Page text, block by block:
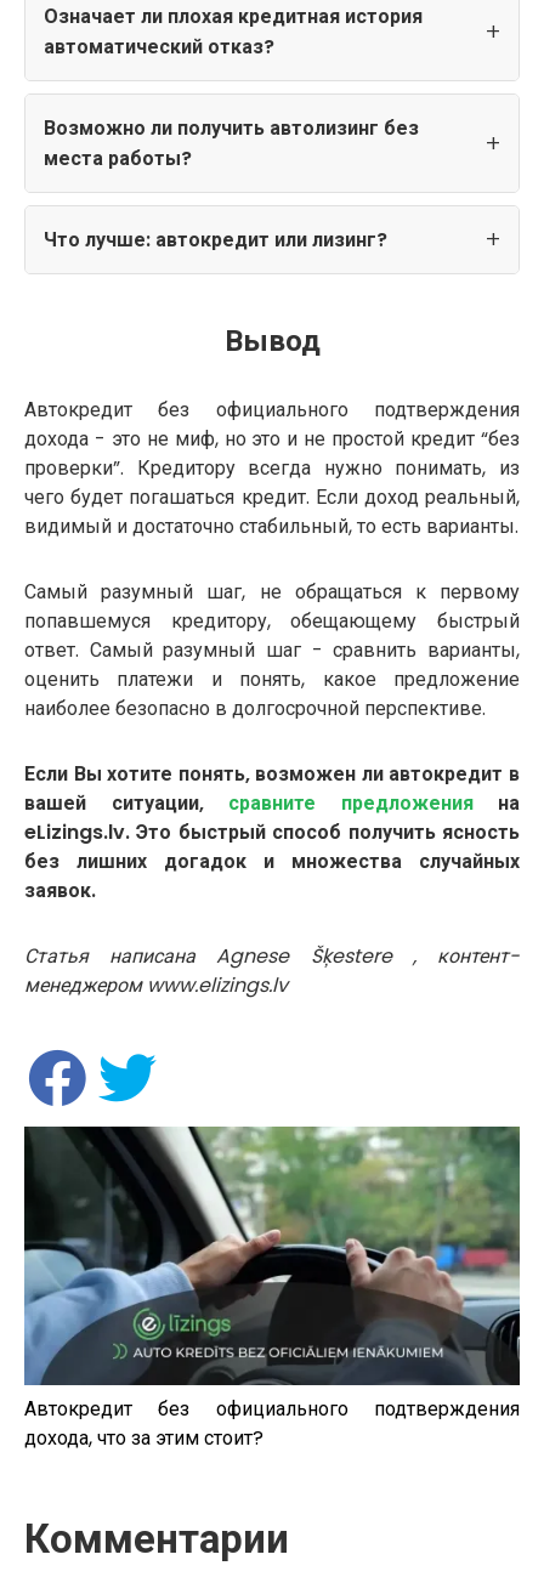
Означает ли плохая кредитная история
автоматический отказ?
Возможно ли получить автолизинг без
места работы?
Что лучше: автокредит или лизинг?
Вывод
Автокредит без официального подтверждения
дохода - это не миф, но это и не простой кредит “без
проверки”. Кредитору всегда нужно понимать, из
чего будет погашаться кредит. Если доход реальный,
видимый и достаточно стабильный, то есть варианты.
Самый разумный шаг, не обращаться к первому
попавшемуся кредитору, обещающему быстрый
ответ. Самый разумный шаг - сравнить варианты,
оценить платежи и понять, какое предложение
наиболее безопасно в долгосрочной перспективе.
Если Вы хотите понять, возможен ли автокредит в
вашей ситуации, сравните предложенияна
eLizings.lv. Это быстрый способ получить ясность
без лишних догадок и множества случайных
заявок.
Статья написана Agnese Šķestere , контент-
менеджером www.elizings.lv
Автокредит без официального подтверждения
дохода, что за этим стоит?
Комментарии